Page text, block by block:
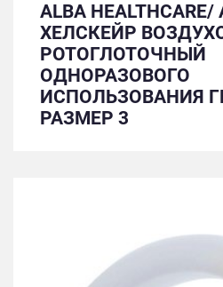
ALBA
ХЕЛСКЕЙР
РОТОГЛОТОЧНЫЙ
ОДНОРАЗОВОГО
ИСПОЛЬЗОВАНИЯ
РАЗМЕР 3